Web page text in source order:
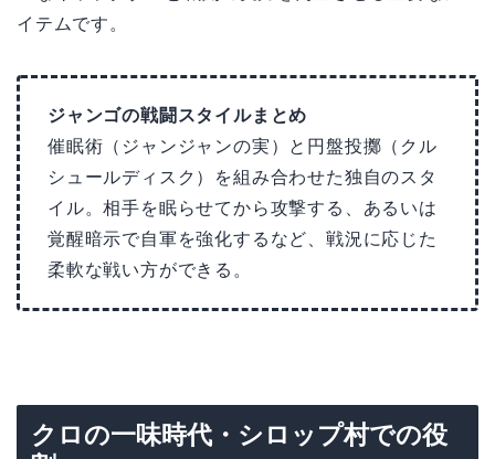
イテムです。
ジャンゴの戦闘スタイルまとめ
催眠術（ジャンジャンの実）と円盤投擲（クル
シュールディスク）を組み合わせた独自のスタ
イル。相手を眠らせてから攻撃する、あるいは
覚醒暗示で自軍を強化するなど、戦況に応じた
柔軟な戦い方ができる。
クロの一味時代・シロップ村での役